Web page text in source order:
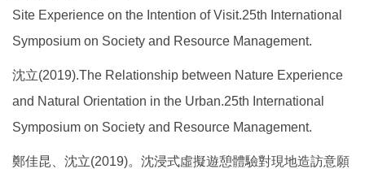
Site Experience on the Intention of Visit.25th International
Symposium on Society and Resource Management.
沈立(2019).The Relationship between Nature Experience
and Natural Orientation in the Urban.25th International
Symposium on Society and Resource Management.
鄭佳昆、沈立(2019)。沈浸式虛擬遊憩體驗對現地造訪意願